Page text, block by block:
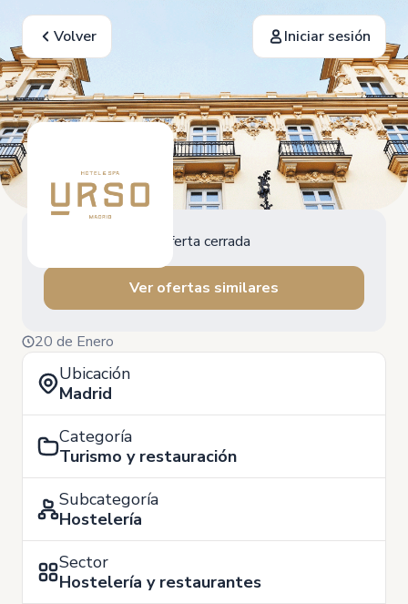
Volver Iniciar sesión
Oferta cerrada
Ver ofertas similares
20 de Enero
Ubicación
Madrid
Categoría
Turismo y restauración
Subcategoría
Hostelería
Sector
Hostelería y restaurantes